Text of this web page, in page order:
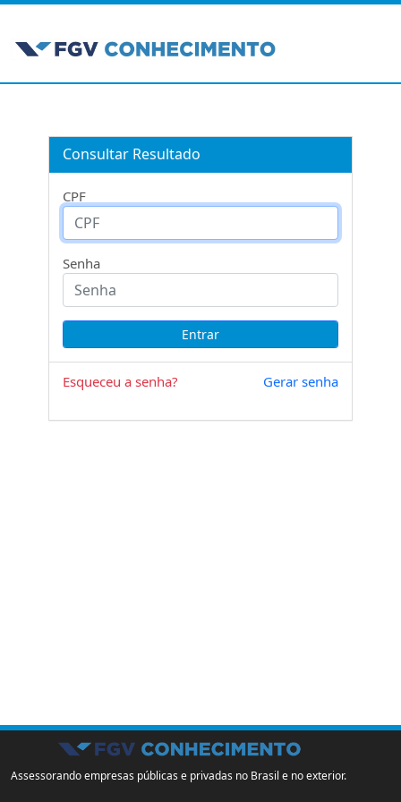
Consultar Resultado
CPF
Senha
Esqueceu a senha? Gerar senha
Assessorando empresas públicas e privadas no Brasil e no exterior.